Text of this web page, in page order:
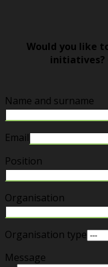
Would you like
initiatives?
Name and surname
Email
Position
Organisation
Organisation type
Message